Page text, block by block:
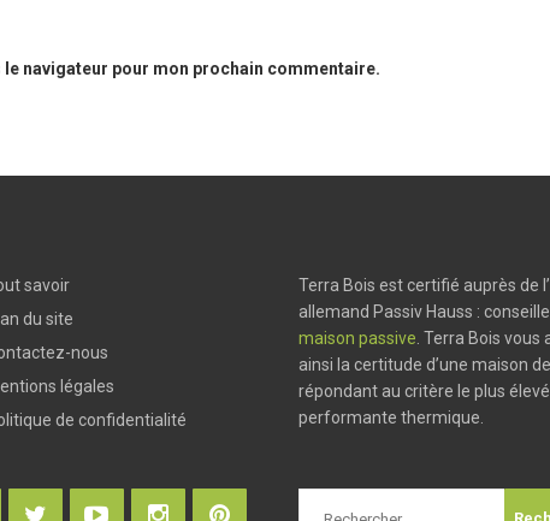
navigateur pour mon prochain commentaire.
savoir
du site
nous
légales
de confidentialité
Terra Bois est certifié auprès de
allemand Passiv Hauss :
maison passive . Terra Bois vous
ainsi la certitude d’une maison
répondant au critère le plus
performante thermique.